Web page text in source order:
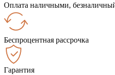
Оплата наличными,
Беспроцентная рассрочка
Гарантия